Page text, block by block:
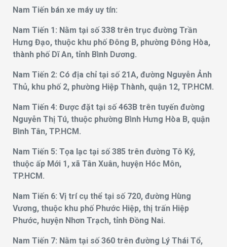
Nam Tiến bán xe máy uy tín:
Nam Tiến 1: Nằm tại số 338 trên trục đường Trần
Hưng Đạo, thuộc khu phố Đông B, phường Đông Hòa,
thành phố Dĩ An, tỉnh Bình Dương.
Nam Tiến 2: Có địa chỉ tại số 21A, đường Nguyễn Ảnh
Thủ, khu phố 2, phường Hiệp Thành, quận 12, TP.HCM.
Nam Tiến 4: Được đặt tại số 463B trên tuyến đường
Nguyễn Thị Tú, thuộc phường Bình Hưng Hòa B, quận
Bình Tân, TP.HCM.
Nam Tiến 5: Tọa lạc tại số 385 trên đường Tô Ký,
thuộc ấp Mới 1, xã Tân Xuân, huyện Hóc Môn,
TP.HCM.
Nam Tiến 6: Vị trí cụ thể tại số 720, đường Hùng
Vương, thuộc khu phố Phước Hiệp, thị trấn Hiệp
Phước, huyện Nhơn Trạch, tỉnh Đồng Nai.
Nam Tiến 7: Nằm tại số 360 trên đường Lý Thái Tổ,